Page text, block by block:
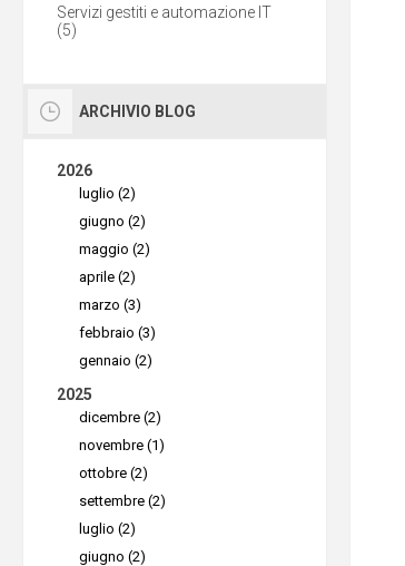
Servizi gestiti e automazione IT
(5)
ARCHIVIO BLOG
2026
luglio (2)
giugno (2)
maggio (2)
aprile (2)
marzo (3)
febbraio (3)
gennaio (2)
2025
dicembre (2)
novembre (1)
ottobre (2)
settembre (2)
luglio (2)
giugno (2)